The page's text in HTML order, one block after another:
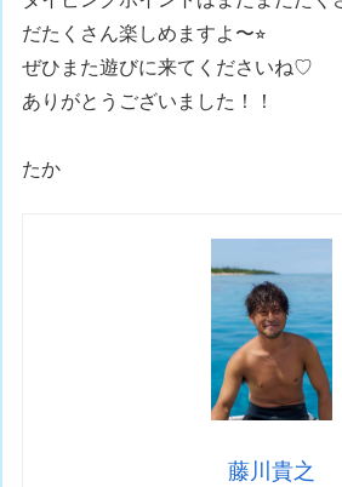
だたくさん楽しめますよ〜⭐︎
ぜひまた遊びに来てくださいね♡
ありがとうございました！！
たか
藤川貴之